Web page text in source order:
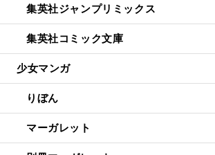
集英社ジャンプリミックス
集英社コミック文庫
少女マンガ
りぼん
マーガレット